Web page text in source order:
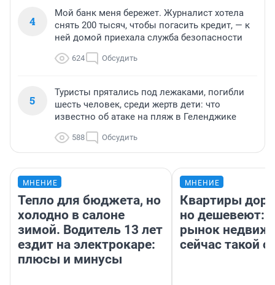
4
Мой банк меня бережет. Журналист хотела
снять 200 тысяч, чтобы погасить кредит, — к
ней домой приехала служба безопасности
624 Обсудить
5
Туристы прятались под лежаками, погибли
шесть человек, среди жертв дети: что
известно об атаке на пляж в Геленджике
588 Обсудить
МНЕНИЕ
Тепло для бюджета, но
холодно в салоне
зимой. Водитель 13 лет
ездит на электрокаре:
плюсы и минусы
МНЕНИЕ
Квартиры
но дешевеют:
рынок
сейчас такой